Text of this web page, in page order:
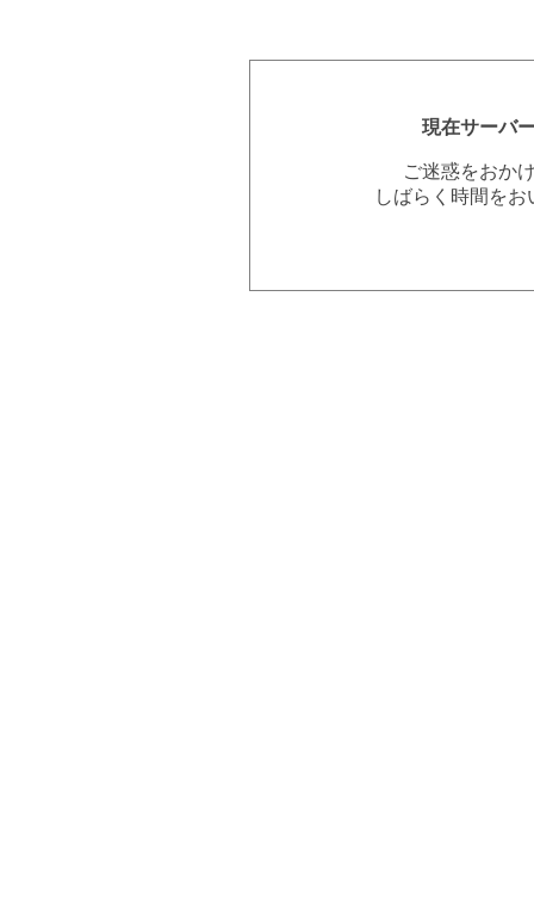
現在サーバ
ご迷惑をおか
しばらく時間を